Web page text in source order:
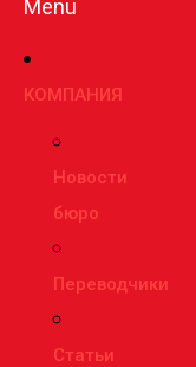
Menu
КОМПАНИЯ
Новости
бюро
Переводчики
Статьи